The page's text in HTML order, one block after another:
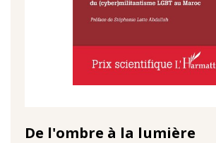
De l'ombre à la lumière